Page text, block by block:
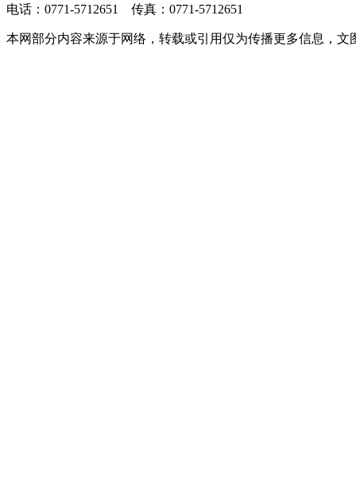
电话：0771-5712651 传真：0771-5712651
本网部分内容来源于网络，转载或引用仅为传播更多信息，